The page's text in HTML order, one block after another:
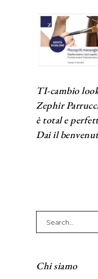
TI-cambio
Zephir
è total e
Dai il
for:
Chi siamo